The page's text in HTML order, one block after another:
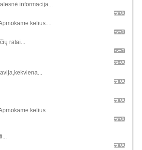
informacija...
kelius....
ratai...
kelius....